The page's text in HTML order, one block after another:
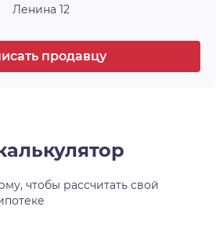
Ленина 12
продавцу
чтобы рассчитать свой